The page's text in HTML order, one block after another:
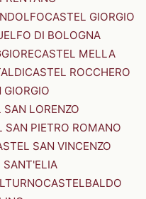
CASTEL GIORGIO
DI BOLOGNA
CASTEL MELLA
CASTEL ROCCHERO
GIORGIO
SAN LORENZO
SAN PIETRO ROMANO
SAN VINCENZO
SANT'ELIA
CASTELBALDO